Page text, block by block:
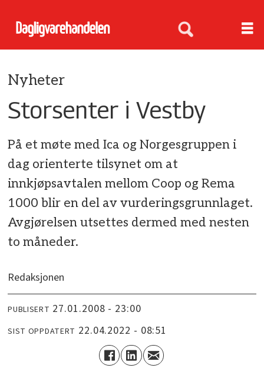
Nyheter
Storsenter i Vestby
På et møte med Ica og Norgesgruppen i
dag orienterte tilsynet om at
innkjøpsavtalen mellom Coop og Rema
1000 blir en del av vurderingsgrunnlaget.
Avgjørelsen utsettes dermed med nesten
to måneder.
Redaksjonen
PUBLISERT 27.01.2008 - 23:00
SIST OPPDATERT 22.04.2022 - 08:51